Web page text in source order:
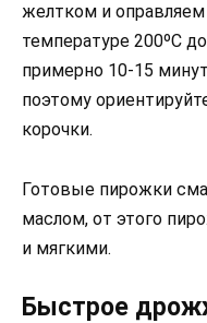
желтком и
температуре 200ºС
примерно 10-15
поэтому
корочки.
Готовые пирожки
маслом, от этого
и мягкими.
Быстрое